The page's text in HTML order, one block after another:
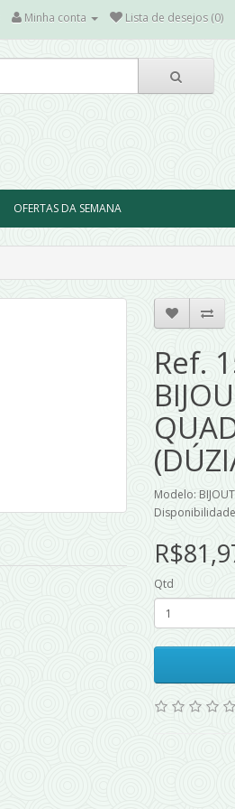
Minha conta Lista de desejos (0)
OFERTAS DA SEMANA
Ref.
Modelo:
Qtd